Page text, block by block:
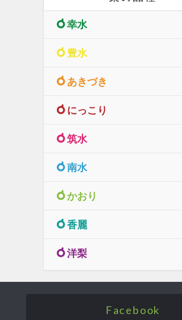
幸水
豊水
あきづき
にっこり
筑水
南水
かおり
香麗
洋梨
Facebook